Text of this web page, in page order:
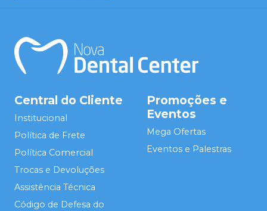
Central do Cliente
Institucional
Política de Frete
Política Comercial
Trocas e Devoluções
Assistência Técnica
Código de Defesa do
Promoções e
Eventos
Mega Ofertas
Eventos e Palestras